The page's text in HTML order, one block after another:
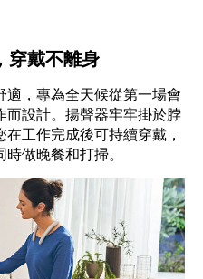
穿戴不離身
，專為全天候從第一場會
而設計。揚聲器牢牢掛於脖
工作完成後可持續穿戴，
做晚餐和打掃。